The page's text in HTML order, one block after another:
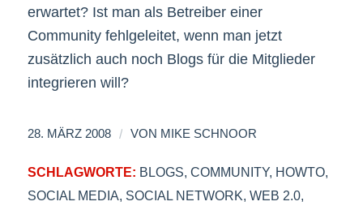
erwartet? Ist man als Betreiber einer
Community fehlgeleitet, wenn man jetzt
zusätzlich auch noch Blogs für die Mitglieder
integrieren will?
28. MÄRZ 2008 / VON MIKE SCHNOOR
SCHLAGWORTE: BLOGS, COMMUNITY, HOWTO,
SOCIAL MEDIA, SOCIAL NETWORK, WEB 2.0,